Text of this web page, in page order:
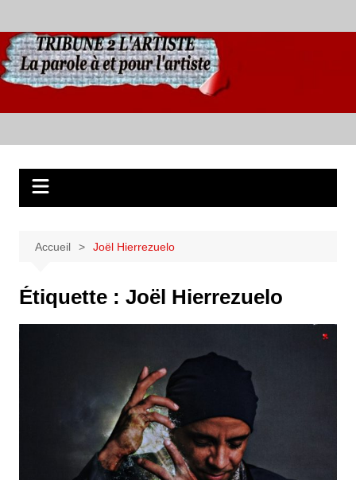
au
contenu
Accueil Joël Hierrezuelo
Étiquette : Joël Hierrezuelo